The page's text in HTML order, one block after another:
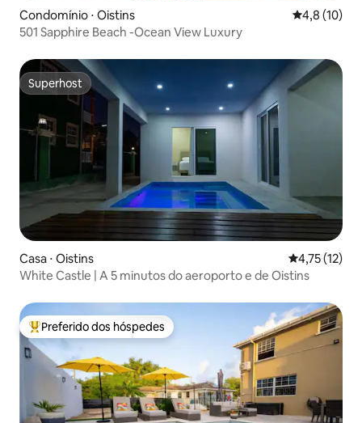
Condomínio ⋅ Oistins 4,8 de uma
4,8 (10)
501 Sapphire Beach -Ocean View Luxury
Superhost
Superhost
Casa ⋅ Oistins 4,75 de uma
4,75 (12)
White Castle | A 5 minutos do aeroporto e de Oistins
Entre os melhores preferidos dos hóspedes
Preferido dos hóspedes